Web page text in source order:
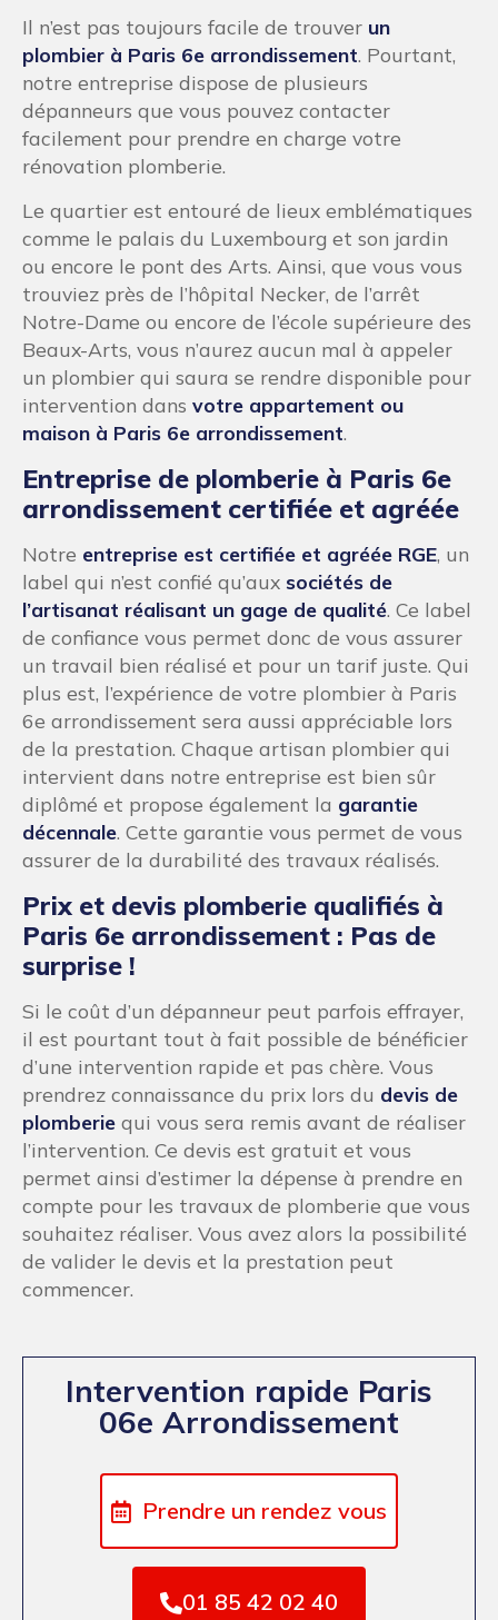
Il n’est pas toujours facile de trouver un
plombier à Paris 6e arrondissement. Pourtant,
notre entreprise dispose de plusieurs
dépanneurs que vous pouvez contacter
facilement pour prendre en charge votre
rénovation plomberie.
Le quartier est entouré de lieux emblématiques
comme le palais du Luxembourg et son jardin
ou encore le pont des Arts. Ainsi, que vous vous
trouviez près de l’hôpital Necker, de l’arrêt
Notre-Dame ou encore de l’école supérieure des
Beaux-Arts, vous n’aurez aucun mal à appeler
un plombier qui saura se rendre disponible pour
intervention dans votre appartement ou
maison à Paris 6e arrondissement.
Entreprise de plomberie à Paris 6e
arrondissement certifiée et agréée
Notre entreprise est certifiée et agréée RGE, un
label qui n’est confié qu’aux sociétés de
l’artisanat réalisant un gage de qualité. Ce label
de confiance vous permet donc de vous assurer
un travail bien réalisé et pour un tarif juste. Qui
plus est, l’expérience de votre plombier à Paris
6e arrondissement sera aussi appréciable lors
de la prestation. Chaque artisan plombier qui
intervient dans notre entreprise est bien sûr
diplômé et propose également la garantie
décennale. Cette garantie vous permet de vous
assurer de la durabilité des travaux réalisés.
Prix et devis plomberie qualifiés à
Paris 6e arrondissement : Pas de
surprise !
Si le coût d’un dépanneur peut parfois effrayer,
il est pourtant tout à fait possible de bénéficier
d’une intervention rapide et pas chère. Vous
prendrez connaissance du prix lors du devis de
plomberie qui vous sera remis avant de réaliser
l’intervention. Ce devis est gratuit et vous
permet ainsi d’estimer la dépense à prendre en
compte pour les travaux de plomberie que vous
souhaitez réaliser. Vous avez alors la possibilité
de valider le devis et la prestation peut
commencer.
Intervention rapide Paris
06e Arrondissement
Prendre un rendez vous
01 85 42 02 40